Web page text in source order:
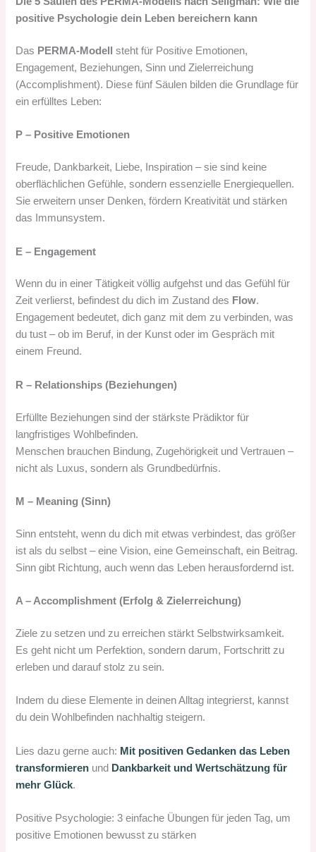
positive Psychologie dein Leben bereichern kann
Das PERMA-Modell
steht für Positive Emotionen,
Engagement, Beziehungen, Sinn und Zielerreichung
(Accomplishment). Diese fünf Säulen bilden die Grundlage für
ein erfülltes Leben:
P – Positive Emotionen
Freude, Dankbarkeit, Liebe, Inspiration – sie sind keine
oberflächlichen Gefühle, sondern essenzielle Energiequellen.
Sie erweitern unser Denken, fördern Kreativität und stärken
das Immunsystem.
E – Engagement
Wenn du in einer Tätigkeit völlig aufgehst und das Gefühl für
Zeit verlierst, befindest du dich im Zustand des Flow.
Engagement bedeutet, dich ganz mit dem zu verbinden, was
du tust – ob im Beruf, in der Kunst oder im Gespräch mit
einem Freund.
R – Relationships (Beziehungen)
Erfüllte Beziehungen sind der stärkste Prädiktor für
langfristiges Wohlbefinden.
Menschen brauchen Bindung, Zugehörigkeit und Vertrauen –
nicht als Luxus, sondern als Grundbedürfnis.
M – Meaning (Sinn)
Sinn entsteht, wenn du dich mit etwas verbindest, das größer
ist als du selbst – eine Vision, eine Gemeinschaft, ein Beitrag.
Sinn gibt Richtung, auch wenn das Leben herausfordernd ist.
A – Accomplishment (Erfolg & Zielerreichung)
Ziele zu setzen und zu erreichen stärkt Selbstwirksamkeit.
Es geht nicht um Perfektion, sondern darum, Fortschritt zu
erleben und darauf stolz zu sein.
Indem du diese Elemente in deinen Alltag integrierst, kannst
du dein Wohlbefinden nachhaltig steigern.
Lies dazu gerne auch: Mit positiven Gedanken das Leben
transformieren und Dankbarkeit und Wertschätzung für
mehr Glück.
Positive Psychologie: 3 einfache Übungen für jeden Tag, um
positive Emotionen bewusst zu stärken